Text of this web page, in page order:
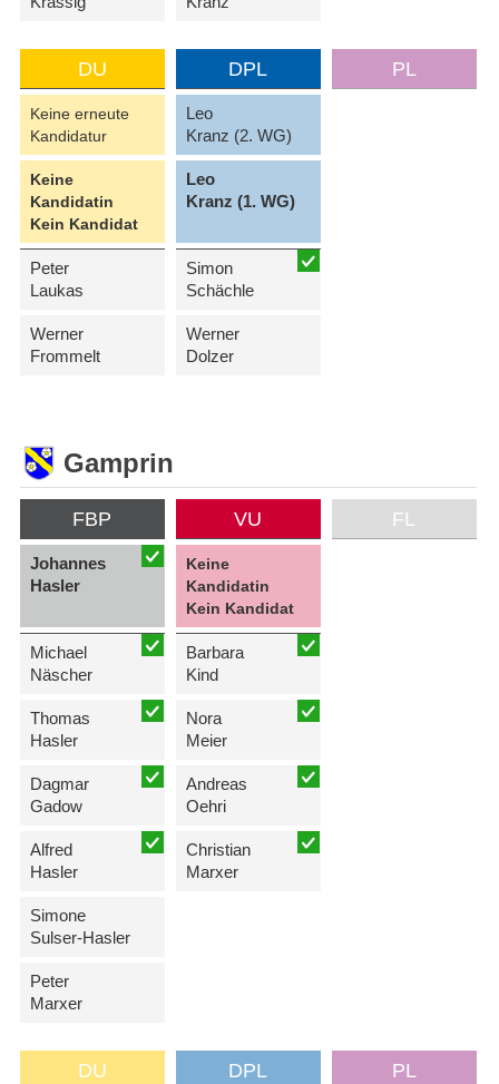
DU
Keine erneute
Kandidatur
Keine
Kandidatin
Kein Kandidat
Peter
Laukas
Werner
Frommelt
DPL
Leo
Kranz (2. WG)
Leo
Kranz (1. WG)
Simon
Schächle
Werner
Dolzer
PL
Gamprin
FBP
Johannes
Hasler
Michael
Näscher
Thomas
Hasler
Dagmar
Gadow
Alfred
Hasler
Simone
Sulser-Hasler
Peter
Marxer
VU
Keine
Kandidatin
Kein Kandidat
Barbara
Kind
Nora
Meier
Andreas
Oehri
Christian
Marxer
FL
DU DPL PL